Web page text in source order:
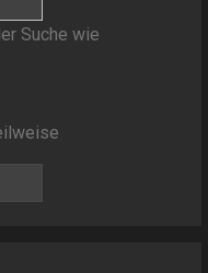
Suche wie